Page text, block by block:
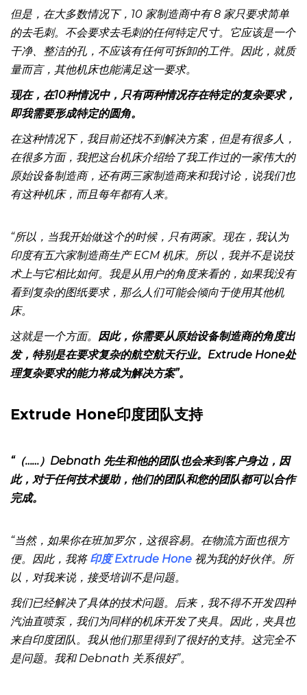
但是，在大多数情况下，10 家制造商中有 8 家只要求简单
的去毛刺。不会要求去毛刺的任何特定尺寸。它应该是一个
干净、整洁的孔，不应该有任何可拆卸的工件。因此，就质
量而言，其他机床也能满足这一要求。
现在，在10种情况中，只有两种情况存在特定的复杂要求，
即我需要形成特定的圆角。
在这种情况下，我目前还找不到解决方案，但是有很多人，
在很多方面，我把这台机床介绍给了我工作过的一家伟大的
原始设备制造商，还有两三家制造商来和我讨论，说我们也
“所以，当我开始做这个的时候，只有两家。现在，我认为
印度有五六家制造商生产 ECM 机床。所以，我并不是说技
术上与它相比如何。我是从用户的角度来看的，如果我没有
看到复杂的图纸要求，那么人们可能会倾向于使用其他机
床。
这就是一个方面。因此，你需要从原始设备制造商的角度出
发，特别是在要求复杂的航空航天行业。Extrude Hone处
“（……）Debnath 先生和他的团队也会来到客户身边，因
此，对于任何技术援助，他们的团队和您的团队都可以合作
“当然，如果你在班加罗尔，这很容易。在物流方面也很方
便。因此，我将印度 Extrude Hone
以，对我来说，接受培训不是问题。
我们已经解决了具体的技术问题。后来，我不得不开发四种
汽油直喷泵，我们为同样的机床开发了夹具。因此，夹具也
来自印度团队。我从他们那里得到了很好的支持。这完全不